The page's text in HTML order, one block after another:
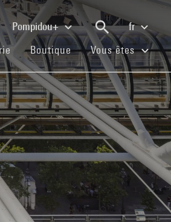
Pompidou+
fr
(current)Boutique(current)Vous êtes